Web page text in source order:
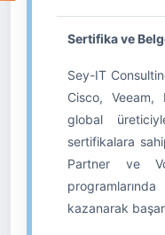
Sertifika ve
Sey-IT
Cisco, Veeam,
global
sertifikalara
Partner ve
kazanarak